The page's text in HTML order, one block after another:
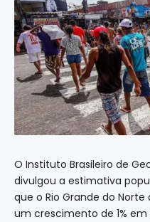
O Instituto Brasileiro de
divulgou a estimativa
que o Rio Grande do
um crescimento de 1%